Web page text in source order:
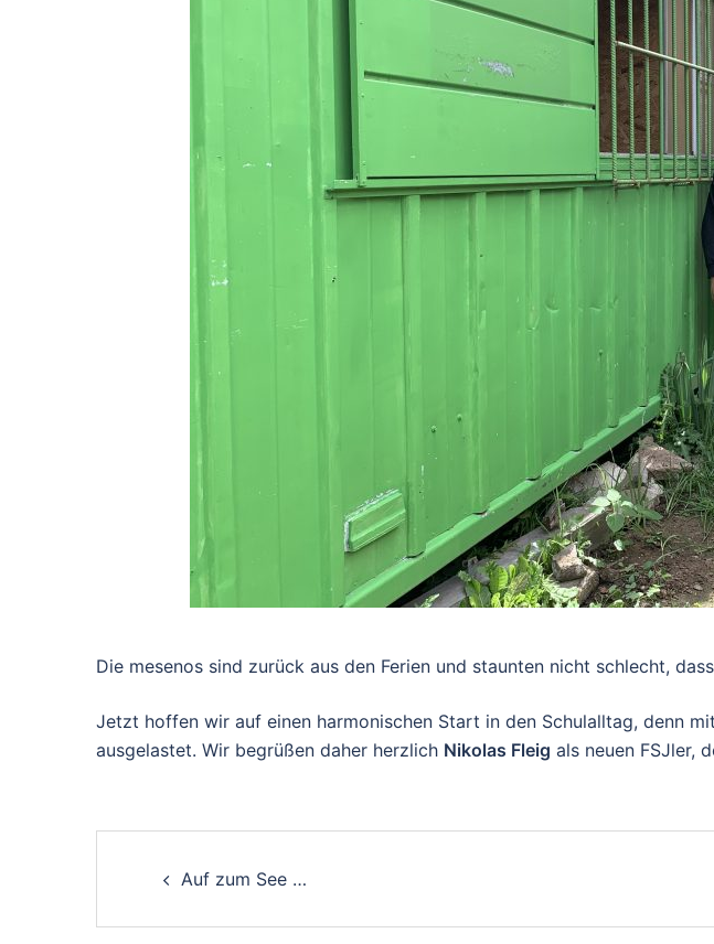
Die mesenos sind zurück aus den Ferien und staunten nicht schlecht,
Jetzt hoffen wir auf einen harmonischen Start in den Schulalltag, denn
ausgelastet. Wir begrüßen daher herzlich Nikolas Fleig als neuen FSJler,
navigation
Auf zum See …